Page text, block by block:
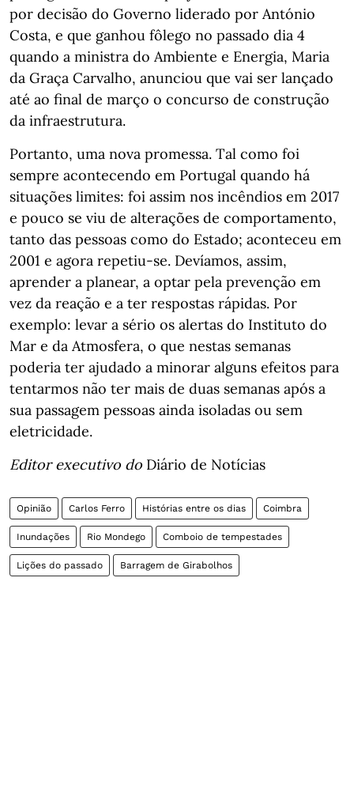
por decisão do Governo liderado por António
Costa, e que ganhou fôlego no passado dia 4
quando a ministra do Ambiente e Energia, Maria
da Graça Carvalho, anunciou que vai ser lançado
até ao final de março o concurso de construção
da infraestrutura.
Portanto, uma nova promessa. Tal como foi
sempre acontecendo em Portugal quando há
situações limites: foi assim nos incêndios em 2017
e pouco se viu de alterações de comportamento,
tanto das pessoas como do Estado; aconteceu em
2001 e agora repetiu-se. Devíamos, assim,
aprender a planear, a optar pela prevenção em
vez da reação e a ter respostas rápidas. Por
exemplo: levar a sério os alertas do Instituto do
Mar e da Atmosfera, o que nestas semanas
poderia ter ajudado a minorar alguns efeitos para
tentarmos não ter mais de duas semanas após a
sua passagem pessoas ainda isoladas ou sem
eletricidade.
Editor executivo do Diário de Notícias
Opinião Carlos Ferro Histórias entre os dias Coimbra
Inundações Rio Mondego Comboio de tempestades
Lições do passado Barragem de Girabolhos